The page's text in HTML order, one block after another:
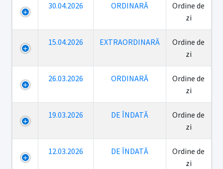
30.04.2026 ORDINARĂ
Ordine de
zi
15.04.2026 EXTRAORDINARĂ
Ordine de
zi
26.03.2026 ORDINARĂ
Ordine de
zi
19.03.2026 DE ÎNDATĂ
Ordine de
zi
12.03.2026 DE ÎNDATĂ
Ordine de
zi